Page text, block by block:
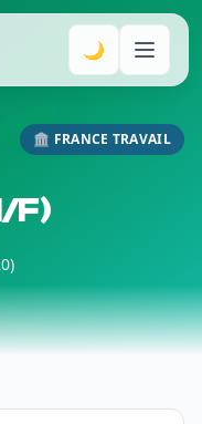
🌙
🏛️ FRANCE TRAVAIL
F)